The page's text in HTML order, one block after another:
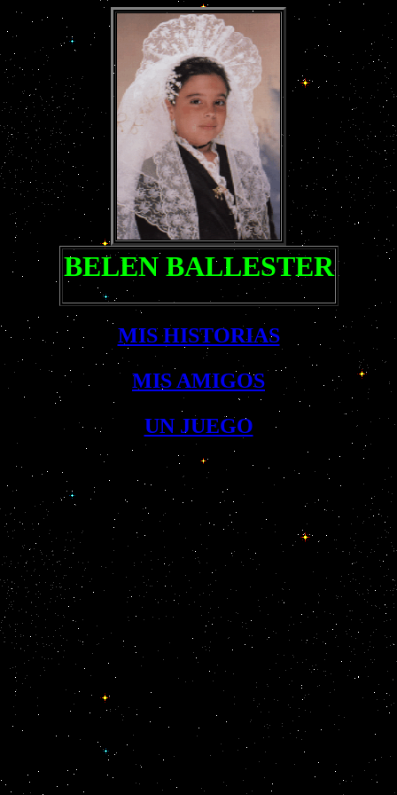
BELEN BALLESTER
MIS HISTORIAS
MIS AMIGOS
UN JUEGO